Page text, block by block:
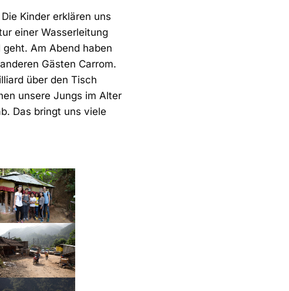
Kinder erklären uns
einer Wasserleitung
Am Abend haben
Gästen Carrom.
über den Tisch
unsere Jungs im Alter
Das bringt uns viele